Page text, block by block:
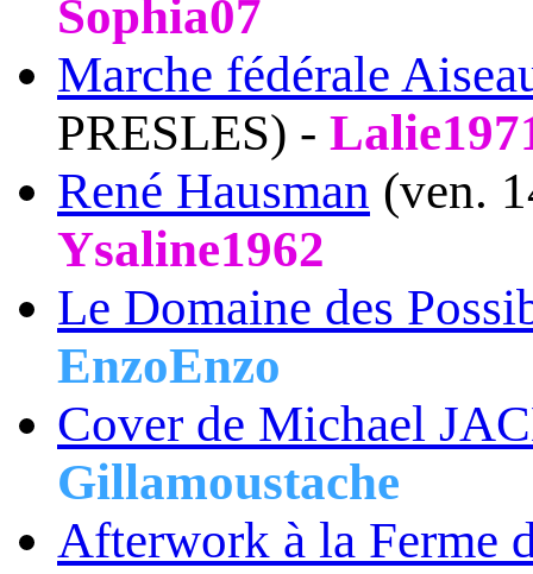
Sophia07
Marche fédérale
PRESLES) -
René Hausman (ven.
Ysaline1962
Le Domaine des
EnzoEnzo
Cover de Michael
Gillamoustache
Afterwork à la Ferme